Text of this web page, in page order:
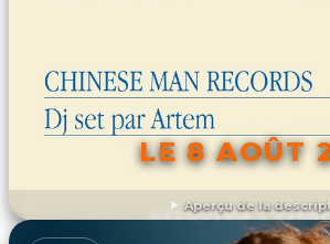
Aperçu de la
LE 8 AOÛT
DÉCOUVRIR